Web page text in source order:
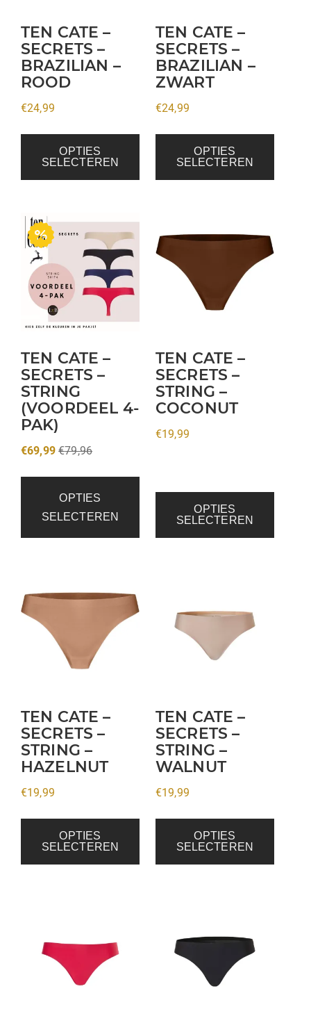
TEN CATE –
SECRETS –
BRAZILIAN –
ROOD
€24,99
OPTIES
SELECTEREN
kan
gekozen
worden
op
de
TEN CATE –
SECRETS –
BRAZILIAN –
ZWART
€24,99
OPTIES
SELECTEREN
kan
gekozen
worden
op
de
TEN CATE –
SECRETS –
STRING
(VOORDEEL 4-
PAK)
€69,99 €79,96
OPTIES
SELECTEREN
TEN CATE –
SECRETS –
STRING –
COCONUT
€19,99
OPTIES
SELECTEREN
product
heeft
meerdere
variaties.
kan
gekozen
worden
op
de
TEN CATE –
SECRETS –
STRING –
HAZELNUT
€19,99
OPTIES
SELECTEREN
product
heeft
meerdere
variaties.
kan
gekozen
worden
op
de
TEN CATE –
SECRETS –
STRING –
WALNUT
€19,99
OPTIES
SELECTEREN
heeft
meerdere
kan
gekozen
worden
op
de
heeft
meerdere
heeft
meerdere